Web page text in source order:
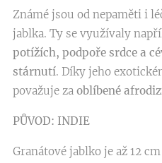
Známé jsou od nepaměti i
jablka. Ty se využívaly
potížích, podpoře srdce a
stárnutí. Díky jeho
považuje za oblíbené
PŮVOD: INDIE
Granátové jablko je až 12